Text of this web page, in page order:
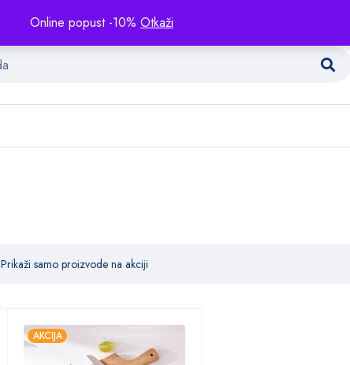
Online popust -10% Otkaži
Prikaži samo proizvode na akciji
AKCIJA